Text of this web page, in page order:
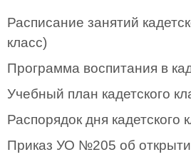
Расписание занятий
класс)
Программа воспитания в
Учебный план кадетского
Распорядок дня кадетского
Приказ УО №205 об